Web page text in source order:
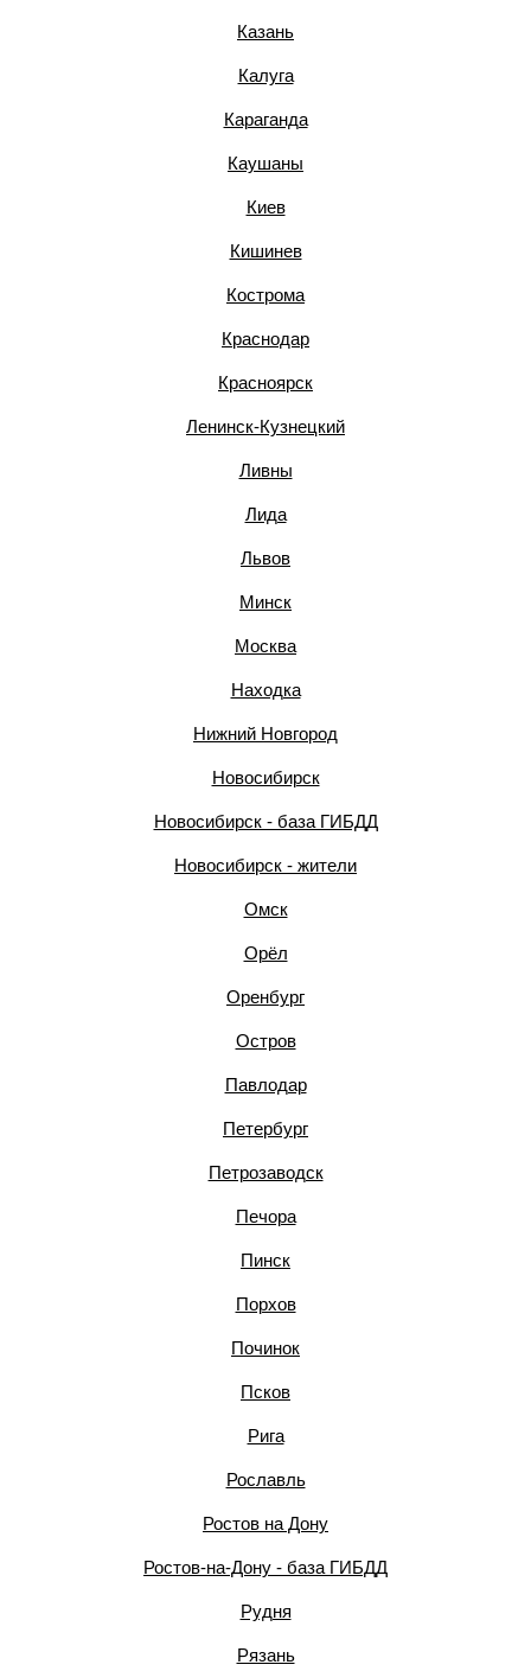
Казань
Калуга
Караганда
Каушаны
Киев
Кишинев
Кострома
Краснодар
Красноярск
Ленинск-Кузнецкий
Ливны
Лида
Львов
Минск
Москва
Находка
Нижний Новгород
Новосибирск
Новосибирск - база ГИБДД
Новосибирск - жители
Омск
Орёл
Оренбург
Остров
Павлодар
Петербург
Петрозаводск
Печора
Пинск
Порхов
Починок
Псков
Рига
Рославль
Ростов на Дону
Ростов-на-Дону - база ГИБДД
Рудня
Рязань